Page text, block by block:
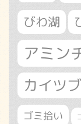
びわ湖
アミン
カイツ
ゴミ拾い